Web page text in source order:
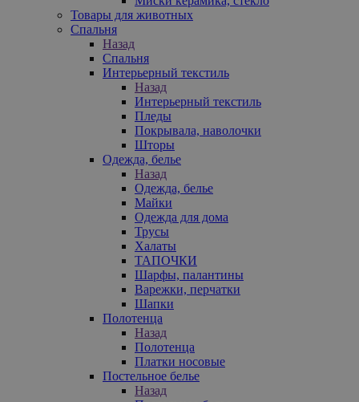
Товары для животных
Спальня
Назад
Спальня
Интерьерный текстиль
Назад
Интерьерный текстиль
Пледы
Покрывала, наволочки
Шторы
Одежда, белье
Назад
Одежда, белье
Майки
Одежда для дома
Трусы
Халаты
ТАПОЧКИ
Шарфы, палантины
Варежки, перчатки
Шапки
Полотенца
Назад
Полотенца
Платки носовые
Постельное белье
Назад